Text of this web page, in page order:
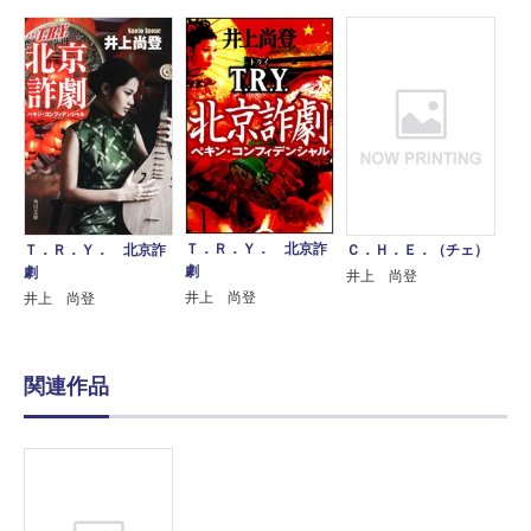
Ｔ．Ｒ．Ｙ． 北京詐
劇
井上 尚登
Ｔ．Ｒ．Ｙ． 北京詐
劇
井上 尚登
Ｃ．Ｈ．Ｅ．（チェ）
井上 尚登
関連作品